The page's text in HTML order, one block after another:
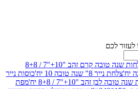
סט צלחות שנה טובה קרם זהב "10+"7 / 8+8
10 יח'
כוסות נייר
/ 8+8 יח'
מפת